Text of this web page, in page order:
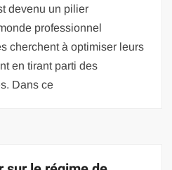
devenu un pilier
professionnel
cherchent à optimiser leurs
en tirant parti des
Dans ce